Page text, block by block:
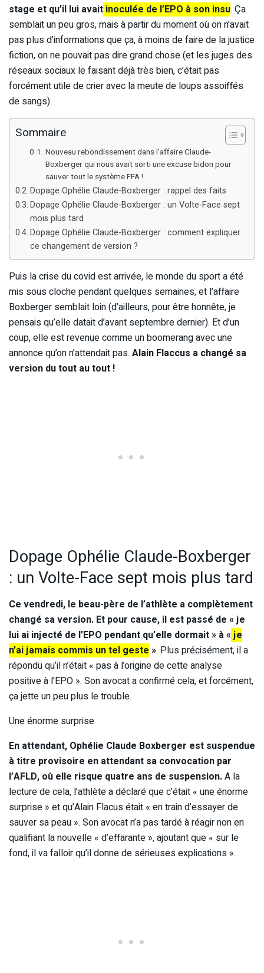
stage et qu’il lui avait inoculée de l’EPO à son insu. Ça
semblait un peu gros, mais à partir du moment où on n’avait
pas plus d’informations que ça, à moins de faire de la justice
fiction, on ne pouvait pas dire grand chose (et les juges des
réseaux sociaux le faisant déjà très bien, c’était pas
forcément utile de crier avec la meute de loups assoiffés
de sangs).
Sommaire
Nouveau rebondissement dans l’affaire Claude-
Boxberger qui nous avait sorti une excuse bidon pour
sauver tout le système FFA !
Dopage Ophélie Claude-Boxberger : rappel des faits
Dopage Ophélie Claude-Boxberger : un Volte-Face sept
mois plus tard
Dopage Ophélie Claude-Boxberger : comment expliquer
ce changement de version ?
Puis la crise du covid est arrivée, le monde du sport a été
mis sous cloche pendant quelques semaines, et l’affaire
Boxberger semblait loin (d’ailleurs, pour être honnête, je
pensais qu’elle datait d’avant septembre dernier). Et d’un
coup, elle est revenue comme un boomerang avec une
annonce qu’on n’attendait pas. Alain Flaccus a changé sa
version du tout au tout !
Dopage Ophélie Claude-Boxberger
: un Volte-Face sept mois plus tard
Ce vendredi, le beau-père de l’athlète a complètement
changé sa version. Et pour cause, il est passé de « je
lui ai injecté de l’EPO pendant qu’elle dormait » à «je
n’ai jamais commis un tel geste ». Plus précisément, il a
répondu qu’il n’était « pas à l’origine de cette analyse
positive à l’EPO ». Son avocat a confirmé cela, et forcément,
ça jette un peu plus le trouble.
Une énorme surprise
En attendant, Ophélie Claude Boxberger est suspendue
à titre provisoire en attendant sa convocation par
l’AFLD, où elle risque quatre ans de suspension.A la
lecture de cela, l’athlète a déclaré que c’était « une énorme
surprise » et qu’Alain Flacus était « en train d’essayer de
sauver sa peau ». Son avocat n’a pas tardé à réagir non en
qualifiant la nouvelle « d’effarante », ajoutant que « sur le
fond, il va falloir qu’il donne de sérieuses explications ».